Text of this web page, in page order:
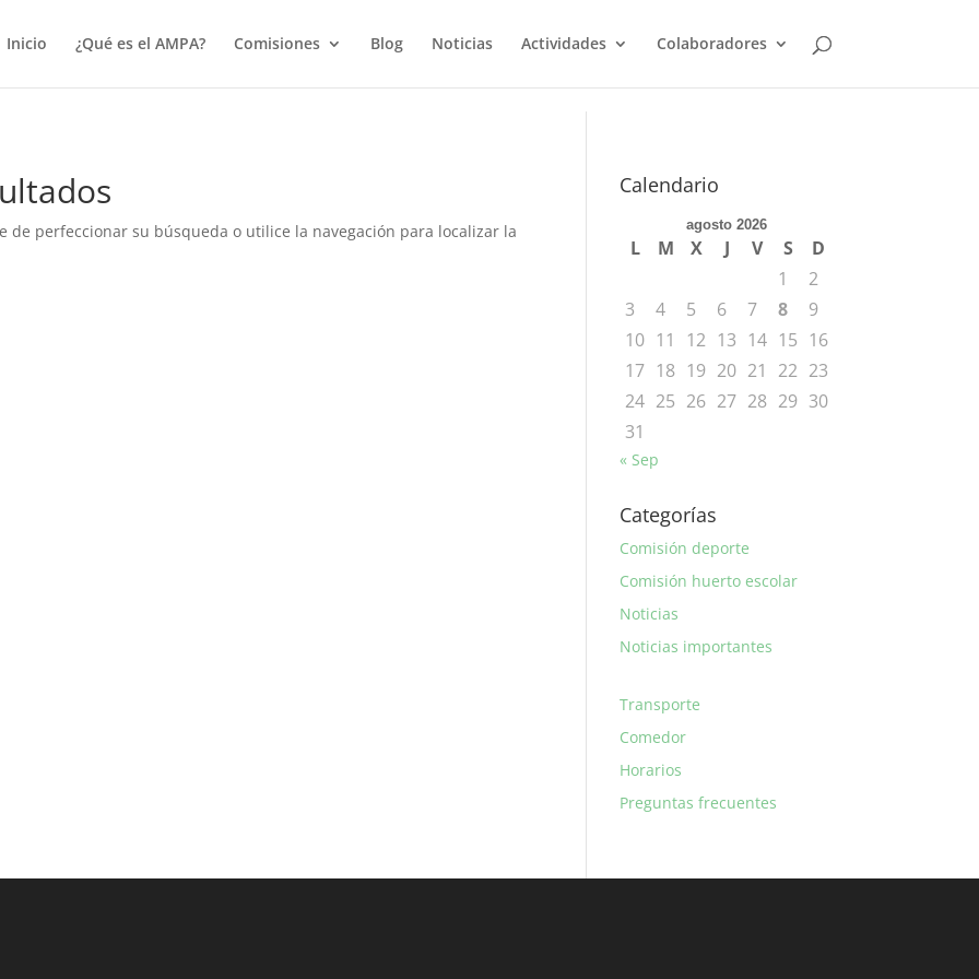
Inicio
¿Qué es el AMPA? Comisiones Blog Noticias Actividades Colaboradores
de perfeccionar su búsqueda o utilice la navegación para localizar la
Calendario
agosto 2026
L M X J V S
D
1
2
3
4 5 6 7 8
9
10 11 12 13 14 15 16
17 18 19 20 21 22 23
24 25 26 27 28 29 30
31
« Sep
Categorías
Comisión deporte
Comisión huerto escolar
Noticias
Noticias importantes
Transporte
Comedor
Horarios
Preguntas frecuentes